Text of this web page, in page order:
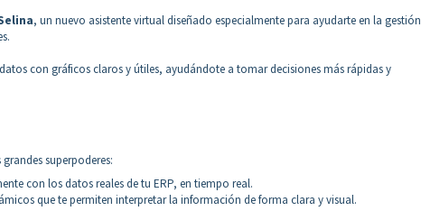
, un nuevo asistente virtual diseñado especialmente para ayudarte en la gestión
con gráficos claros y útiles, ayudándote a tomar decisiones más rápidas y
superpoderes:
con los datos reales de tu ERP, en tiempo real.
que te permiten interpretar la información de forma clara y visual.